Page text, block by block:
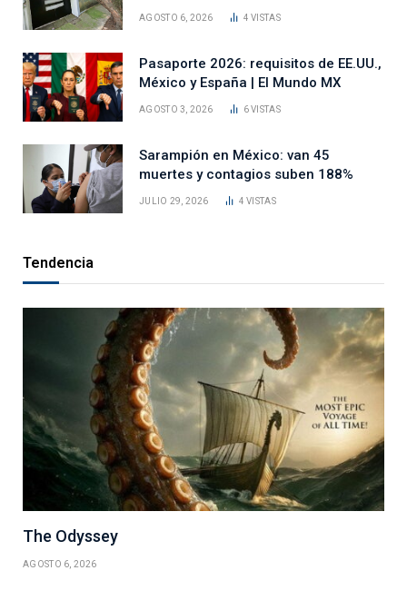
AGOSTO 6, 2026 4VISTAS
Pasaporte 2026: requisitos de EE.UU.,
México y España | El Mundo MX
AGOSTO 3, 2026 6VISTAS
Sarampión en México: van 45
muertes y contagios suben 188%
JULIO 29, 2026 4VISTAS
Tendencia
The Odyssey
AGOSTO 6, 2026